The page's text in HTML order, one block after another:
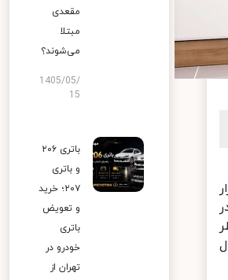
مقعدی
مبتلا
می‌شوند؟
1405/05/
15
باتری ۲۰۶
و باتری
۲۰۷؛ خرید
و تعویض
باتری
خودرو در
تهران از